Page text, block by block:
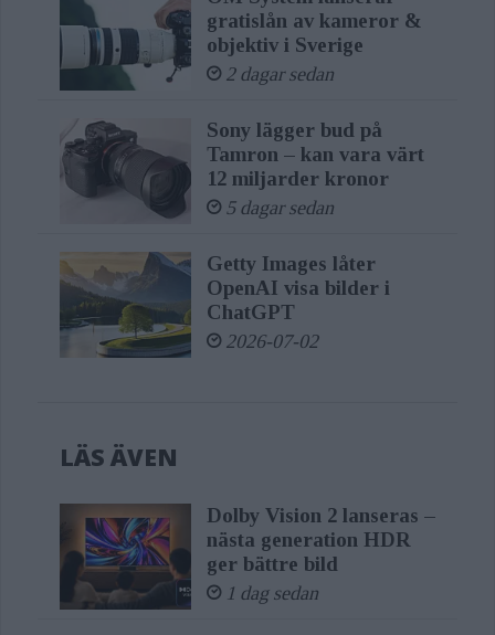
gratislån av kameror &
objektiv i Sverige
2 dagar sedan
Sony lägger bud på
Tamron – kan vara värt
12 miljarder kronor
5 dagar sedan
Getty Images låter
OpenAI visa bilder i
ChatGPT
2026-07-02
LÄS ÄVEN
Dolby Vision 2 lanseras –
nästa generation HDR
ger bättre bild
1 dag sedan